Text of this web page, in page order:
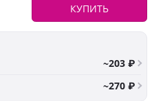
КУПИТЬ
~203 ₽
~270 ₽